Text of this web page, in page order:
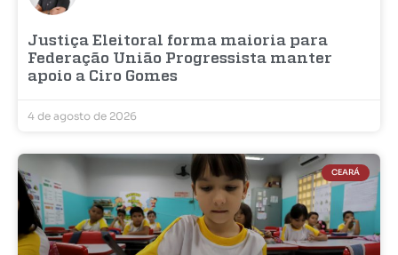
Justiça Eleitoral forma maioria para
Federação União Progressista manter
apoio a Ciro Gomes
4 de agosto de 2026
CEARÁ